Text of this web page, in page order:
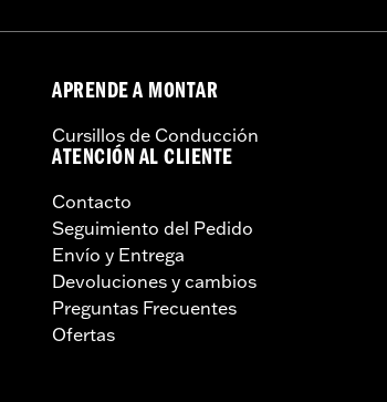
APRENDE A MONTAR
Cursillos de Conducción
ATENCIÓN AL CLIENTE
Contacto
Seguimiento del Pedido
Envío y Entrega
Devoluciones y cambios
Preguntas Frecuentes
Ofertas